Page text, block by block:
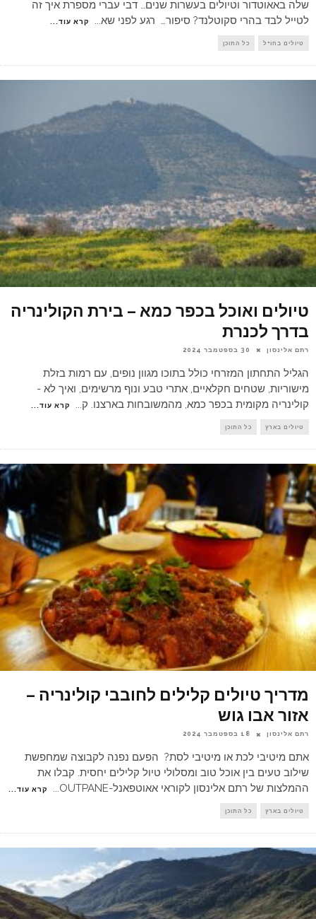
שלה באאוטדור וטיולים בעשרות שנים… דבי עברי מספרת איך זה
לטייל לבד בהרי סקוטלנד? סיפור… רגע לפני שא... קרא עוד...
טיולים בחו"ל כל התוכן
טיולים ואוכל בכפר כמא – בירת הקולינריה
בדרך לכנרת
רתם אלינסון 30 בספטמבר 2024
הגליל התחתון המזרחי כולל בתוכו מגוון נופים, עם רמות בזלת
מישוריות, שטחים חקלאיים, אתרי טבע ונוף מרשימים, ואיך לא -
קולינריה מקומית בכפר כמא, מהמשובחות בארצנו. ק... קרא עוד...
טיולים בארץ כל התוכן
מדריך טיולים קלילים לחובבי קולינריה –
אזור אבו גוש
רתם אלינסון 18 בספטמבר 2024
אתם מיטיבי לכת או מיטיבי לסת? הפעם נפנה לקבוצה שמחפשת
שילוב טעים בין אוכל טוב ומסלולי טיול קלילים יחסית. קבלו את
ההמלצות של רתם אלינסון לקוראי אאוטפאנל-OUTPANE
... קרא עוד...
טיולים בארץ כל התוכן